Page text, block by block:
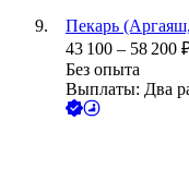
Пекарь
43 100 – 58 200
Без опыта
Выплаты: Два